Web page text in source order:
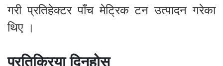
गरी प्रतिहेक्टर पाँच मेट्रिक टन उत्पादन गरेका
थिए ।
प्रतिक्रिया दिनुहोस्